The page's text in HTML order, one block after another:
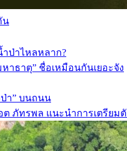
น
ำป่าไหลหลาก?
าธาตุ” ชื่อเหมือนกันเยอะจัง
ป่า” บนถนน
อต ภัทรพล แนะนำการเตรีย